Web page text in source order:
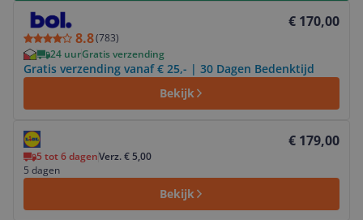
8.8(783)
€ 170,00
24 uurGratis verzending
Gratis verzending vanaf € 25,- | 30 Dagen Bedenktijd
Bekijk
Bekijk product
€ 179,00
5 tot 6 dagenVerz. € 5,00
5 dagen
Bekijk
Bekijk product